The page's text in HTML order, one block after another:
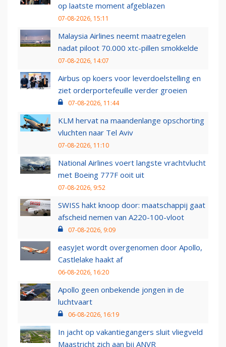
op laatste moment afgeblazen
07-08-2026, 15:11
Malaysia Airlines neemt maatregelen
nadat piloot 70.000 xtc-pillen smokkelde
07-08-2026, 14:07
Airbus op koers voor leverdoelstelling en
ziet orderportefeuille verder groeien
07-08-2026, 11:44
KLM hervat na maandenlange opschorting
vluchten naar Tel Aviv
07-08-2026, 11:10
National Airlines voert langste vrachtvlucht
met Boeing 777F ooit uit
07-08-2026, 9:52
SWISS hakt knoop door: maatschappij gaat
afscheid nemen van A220-100-vloot
07-08-2026, 9:09
easyJet wordt overgenomen door Apollo,
Castlelake haakt af
06-08-2026, 16:20
Apollo geen onbekende jongen in de
luchtvaart
06-08-2026, 16:19
In jacht op vakantiegangers sluit vliegveld
Maastricht zich aan bij ANVR